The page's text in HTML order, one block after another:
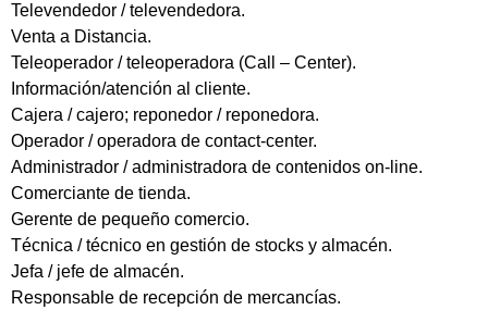
Televendedor / televendedora.
Venta a Distancia.
Teleoperador / teleoperadora (Call – Center).
Información/atención al cliente.
Cajera / cajero; reponedor / reponedora.
Operador / operadora de contact-center.
Administrador / administradora de contenidos on-line.
Comerciante de tienda.
Gerente de pequeño comercio.
Técnica / técnico en gestión de stocks y almacén.
Jefa / jefe de almacén.
Responsable de recepción de mercancías.